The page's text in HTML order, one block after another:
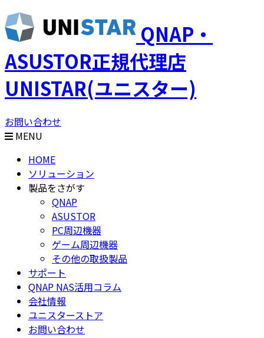
QNAP・
ASUSTOR正規代理店
UNISTAR(ユニスター)
お問い合わせ
MENU
HOME
ソリューション
製品をさがす
QNAP
ASUSTOR
PC周辺機器
ゲーム周辺機器
その他の取扱製品
サポート
QNAP NAS活用コラム
会社情報
ユニスターストア
お問い合わせ